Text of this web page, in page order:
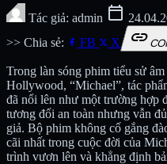
Tác giả: admin calendar_today
>> Chia sẻ:
FB X link
Trong làn sóng phim tiểu sử
Hollywood, “Michael”, tác
đã nổi lên như một trường hợp
tương đối an toàn nhưng vẫn
giả. Bộ phim không cố gắng
cãi nhất trong cuộc đời của
trình vươn lên và khẳng định